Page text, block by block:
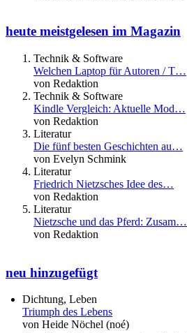
heute meistgelesen im Magazin
Technik & Software
Welchen Laptop für Autoren / T…
von Redaktion
Technik & Software
Kindle Vergleich: Aktuelle Mod…
von Redaktion
Literatur
Die fünf besten Geschichten au…
von Evelyn Schmink
Literatur
Friedrich Nietzsches Idee des…
von Redaktion
Literatur
Nietzsche und das Pferd: Zusam…
von Redaktion
neu hinzugefügt
Dichtung, Leben
Triumph des Lebens
von Heide Nöchel (noé)